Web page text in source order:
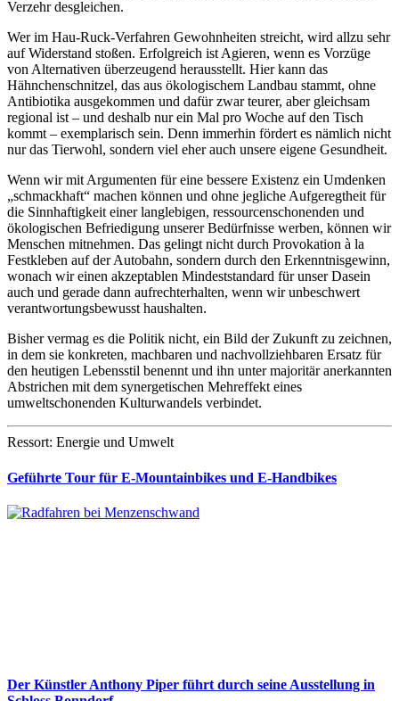
Verzehr desgleichen.
Wer im Hau-Ruck-Verfahren Gewohnheiten streicht, wird allzu sehr
auf Widerstand stoßen. Erfolgreich ist Agieren, wenn es Vorzüge
von Alternativen überzeugend herausstellt. Hier kann das
Hähnchenschnitzel, das aus ökologischem Landbau stammt, ohne
Antibiotika ausgekommen und dafür zwar teurer, aber gleichsam
regional ist – und deshalb nur ein Mal pro Woche auf den Tisch
kommt – exemplarisch sein. Denn immerhin fördert es nämlich nicht
nur das Tierwohl, sondern viel eher auch unsere eigene Gesundheit.
Wenn wir mit Argumenten für eine bessere Existenz ein Umdenken
„schmackhaft“ machen können und ohne jegliche Aufgeregtheit für
die Sinnhaftigkeit einer langlebigen, ressourcenschonenden und
ökologischen Befriedigung unserer Bedürfnisse werben, können wir
Menschen mitnehmen. Das gelingt nicht durch Provokation à la
Festkleben auf der Autobahn, sondern durch den Erkenntnisgewinn,
wonach wir einen akzeptablen Mindeststandard für unser Dasein
auch und gerade dann aufrechterhalten, wenn wir unbeschwert
verantwortungsbewusst haushalten.
Bisher vermag es die Politik nicht, ein Bild der Zukunft zu zeichnen,
in dem sie konkreten, machbaren und nachvollziehbaren Ersatz für
den heutigen Lebensstil benennt und ihn unter majoritär anerkannten
Abstrichen mit dem synergetischen Mehreffekt eines
umweltschonenden Kulturwandels verbindet.
Ressort: Energie und Umwelt
Geführte Tour für E-Mountainbikes und E-Handbikes
Der Künstler Anthony Piper führt durch seine Ausstellung in